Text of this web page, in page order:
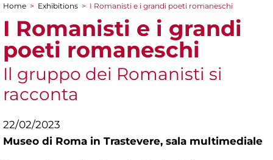
You are here
Home > Exhibitions > I Romanisti e i grandi poeti romaneschi
I Romanisti e i grandi
poeti romaneschi
Il gruppo dei Romanisti si
racconta
22/02/2023
Museo di Roma in Trastevere, sala multimediale